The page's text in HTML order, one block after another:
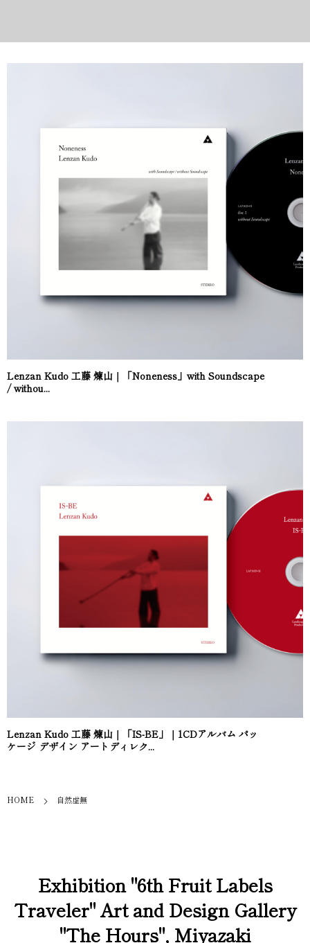
Lenzan Kudo 工藤 煉山｜「Noneness」with Soundscape
/ withou...
Lenzan Kudo 工藤 煉山｜「IS-BE」｜1CDアルバム パッ
ケージ デザイン アートディレク...
HOME 自然虚無
Exhibition "6th Fruit Labels
Traveler" Art and Design Gallery
"The Hours", Miyazaki